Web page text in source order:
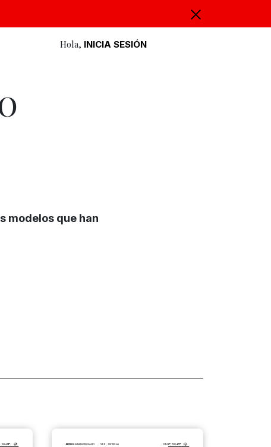
Hola, INICIA SESIÓN
modelos que han